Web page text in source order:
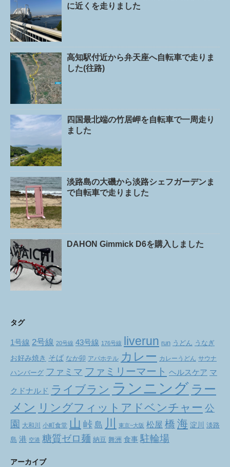
に近くを走りました
高知駅付近から弁天座へ自転車で走りま
した(往路)
四国最北端の竹居岬を自転車で一周走り
ました
淡路島の大磯から淡路シェフガーデンま
で自転車で走りました
DAHON Gimmick D6を購入しました
タグ
1号線 2号線 20号線 43号線 176号線 liverun run うどん うなぎ
お好み焼き そば なか卯 アパホテル カレー カレーうどん サウナ
ハンバーグ ファミマ ファミリーマート ヘルスケア マ
クドナルド ライブラン ランニング ラー
メン リングフィットアドベンチャー 公
園
大和川 小町食堂 山 峠 島 川 東京~大阪 松屋 橋 海 淀川
淡路
島 港 空港 糖質ゼロ麺 納豆 舞洲 食事 駐輪場
アーカイブ